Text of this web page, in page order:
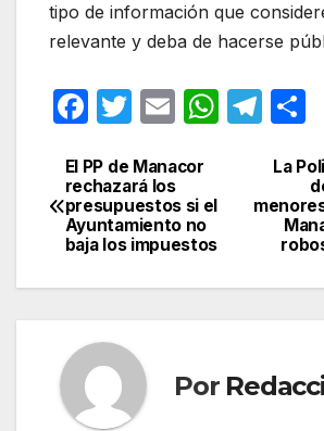
tipo de información que
relevante y deba de hacerse
F
c
e
b
o
k
T
itt
er
E
ail
W
p
T
e
gr
m
Navegación
de
entradas
La
El PP de Manacor
rechazará los
presupuestos si el
Ayuntamiento no
baja los impuestos
Por